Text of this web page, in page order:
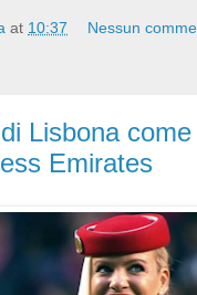
at 10:37 Nessun
Lisbona
Emirates